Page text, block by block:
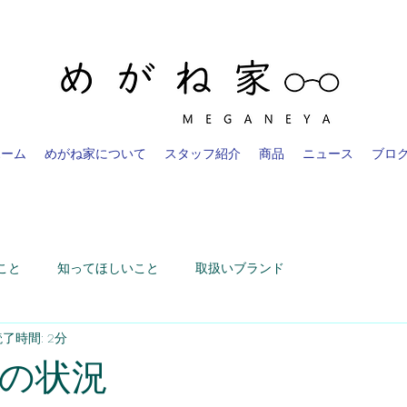
ム めがね家について スタッフ紹介 商品 ニュース ブロ
と 知ってほしいこと 取扱いブランド
状況
了時間: 2分